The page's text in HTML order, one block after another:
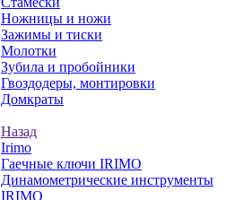
Ножницы и ножи
Зажимы и тиски
Молотки
Зубила и пробойники
Гвоздодеры, монтировки
Домкраты
Назад
Irimo
Гаечные ключи IRIMO
Динамометрические инструменты
IRIMO